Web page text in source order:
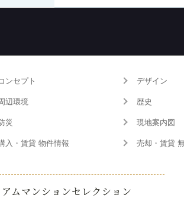
ンセプト デザイン
辺環境 歴史
災 現地案内図
入・賃貸 物件情報 売却・賃貸
アムマンションセレクション